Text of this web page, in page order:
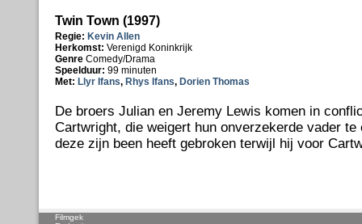
Twin Town (1997)
Regie: Kevin Allen
Herkomst: Verenigd Koninkrijk
Genre Comedy/Drama
Speelduur: 99 minuten
Met: Llyr Ifans, Rhys Ifans, Dorien Thomas
De broers Julian en Jeremy Lewis komen in
Cartwright, die weigert hun onverzekerde vader te
deze zijn been heeft gebroken terwijl hij voor
Filmgek